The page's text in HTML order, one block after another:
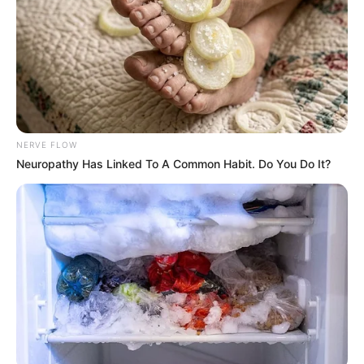
"Ya sea enviado y se ha solicitado al Invías la atención
correspondiente, porque esta es una vía del orden
nacional ypues en todas las peticiones que se han
formulado siempre nos responden que se realizarán los
estudios y diseños de un puente elevado que se
requiere allí,pero pues hasta este momento no hemos
recibido la visita de parte de los funcionarios", agregó la
mandataria.
Por el impacto por el cierre constante de la vía,
especialmente por lo que sucede en el sector de Santa
Clara, es negativo porque se afecta la actividad de los
productores que ven como aumentan los costos para
sacar sus cosechas de la región.
Desde el Puesto de Mando Unificado en Santanderse
reportaron en las últimas horas fuertes lluvias en Puerto
Wilches, Sabana de Torres, Barrancabermeja, Cimitarra
NERVE FLOW
Neuropathy Has Linked To A Common Habit. Do You Do It?